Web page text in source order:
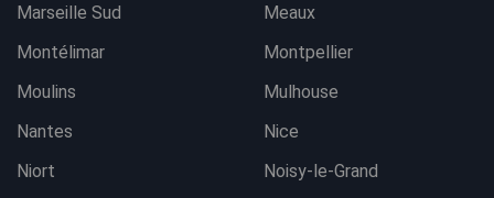
Marseille Sud
Meaux
Montélimar
Montpellier
Moulins
Mulhouse
Nantes
Nice
Niort
Noisy-le-Grand